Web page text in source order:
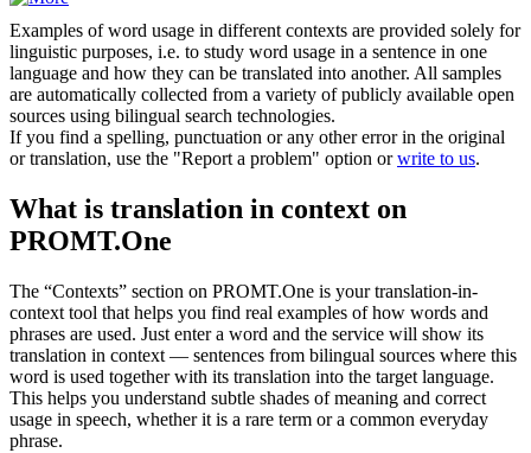
Examples of word usage in different contexts are provided solely for
linguistic purposes, i.e. to study word usage in a sentence in one
language and how they can be translated into another. All samples
are automatically collected from a variety of publicly available open
sources using bilingual search technologies.
If you find a spelling, punctuation or any other error in the original
or translation, use the "Report a problem" option orwrite to us.
What is translation in context on
PROMT.One
The “Contexts” section on PROMT.One is your translation-in-
context tool that helps you find real examples of how words and
phrases are used. Just enter a word and the service will show its
translation in context — sentences from bilingual sources where this
word is used together with its translation into the target language.
This helps you understand subtle shades of meaning and correct
usage in speech, whether it is a rare term or a common everyday
phrase.